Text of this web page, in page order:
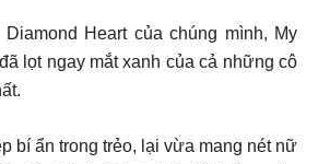
Diamond Heart của chúng mình, My
lọt ngay mắt xanh của cả những cô
bí ẩn trong trẻo, lại vừa mang nét nữ